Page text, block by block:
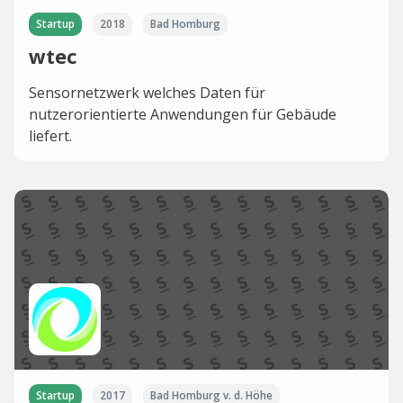
Startup 2018 Bad Homburg
wtec
Sensornetzwerk welches Daten für
nutzerorientierte Anwendungen für Gebäude
liefert.
Startup 2017 Bad Homburg v. d. Höhe